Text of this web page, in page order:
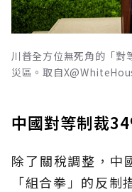
川普全方位無死角的「對
災區。取自
中國對等制裁34
除了關稅調整，中
「組合拳」的反